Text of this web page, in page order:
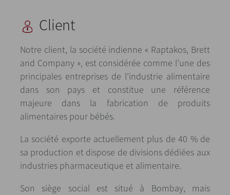
Client
Notre client, la société indienne « Raptakos, Brett
and Company », est considérée comme l’une des
principales entreprises de l’industrie alimentaire
dans son pays et constitue une référence
majeure dans la fabrication de produits
alimentaires pour bébés.
La société exporte actuellement plus de 40 % de
sa production et dispose de divisions dédiées aux
industries pharmaceutique et alimentaire.
Son siège social est situé à Bombay, mais